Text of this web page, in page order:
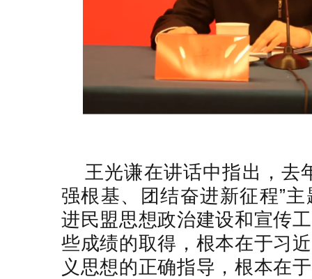
王光谦在讲话中指出，去
强根基、团结奋进新征程”
进民盟思想政治建设和宣传
些成绩的取得，根本在于习
义思想的正确指导，根本在